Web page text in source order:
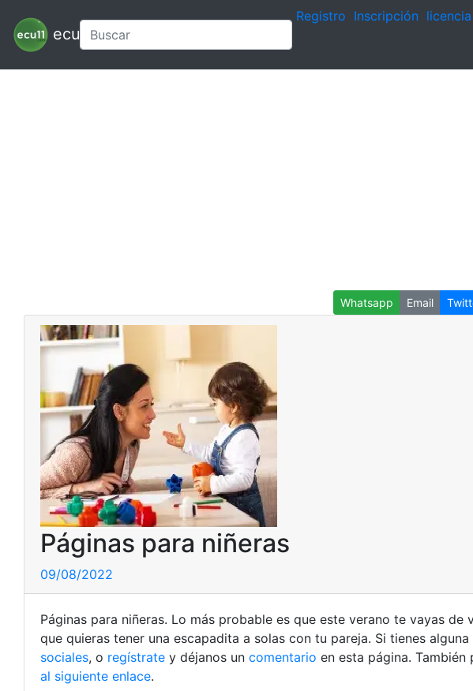
ecu11
Registro Inscripción licencia
Whatsapp Email
Páginas para niñeras
09/08/2022
Páginas para niñeras. Lo más probable es que este verano te vayas
que quieras tener una escapadita a solas con tu pareja. Si tienes
sociales, o regístrate y déjanos un comentario en esta página.
al siguiente enlace.